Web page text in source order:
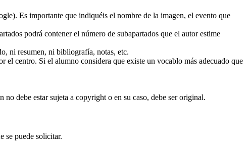
Es importante que indiquéis el nombre de la imagen, el evento que
podrá contener el número de subapartados que el autor estime
ni resumen, ni bibliografía, notas, etc.
el centro. Si el alumno considera que existe un vocablo más adecuado que
debe estar sujeta a copyright o en su caso, debe ser original.
se puede solicitar.